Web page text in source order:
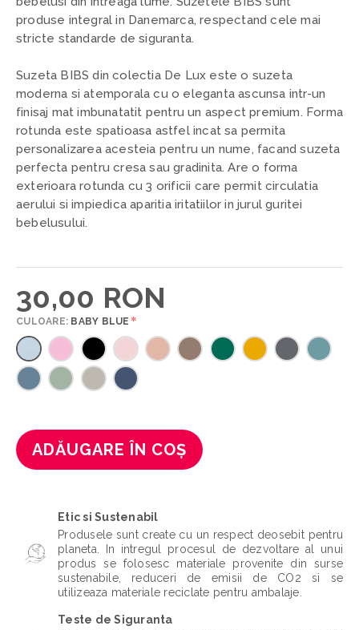
produse integral in Danemarca, respectand cele mai
stricte standarde de siguranta.
Suzeta BIBS din colectia De Lux este o suzeta
moderna si atemporala cu o eleganta ascunsa intr-un
finisaj mat imbunatatit pentru un aspect premium. Forma
rotunda este spatioasa astfel incat sa permita
personalizarea acesteia pentru un nume, facand suzeta
perfecta pentru cresa sau gradinita. Are o forma
exterioara rotunda cu 3 orificii care permit circulatia
aerului si impiedica aparitia iritatiilor in jurul guritei
bebelusului.
30,00 RON
*
CULOARE: BABY BLUE
ADĂUGARE ÎN COȘ
Etic si Sustenabil
Produsele sunt create cu un respect deosebit pentru
planeta. In intregul procesul de dezvoltare al unui
produs se folosesc materiale provenite din surse
sustenabile, reduceri de emisii de CO2 si se
utilizeaza materiale reciclate pentru ambalaje.
Teste de Siguranta